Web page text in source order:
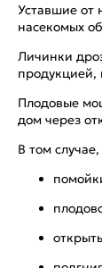
Уставшие от
насекомых
Личинки
продукцией,
Плодовые
дом через
В том